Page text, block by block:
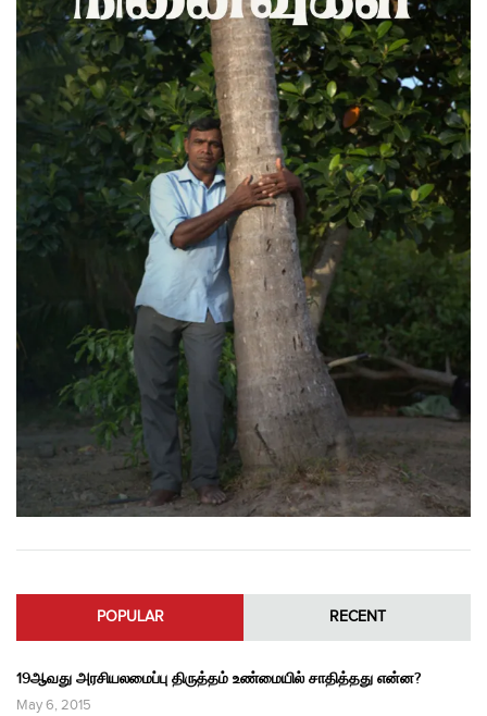
POPULAR RECENT
19ஆவது அரசியலமைப்பு திருத்தம் உண்மையில் சாதித்தது என்ன?
May 6, 2015